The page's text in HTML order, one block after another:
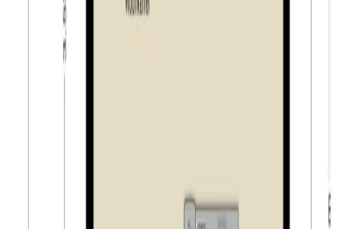
te staan danwel daarop een recht van erfpacht, opstal,
vruchtgebruik of rechten van gebruik en bewoning te
vestigen.
feitelijk zou hebben gebruikt. In dit kader zijn partijen
uitdrukkelijk overeengekomen dat dergelijke